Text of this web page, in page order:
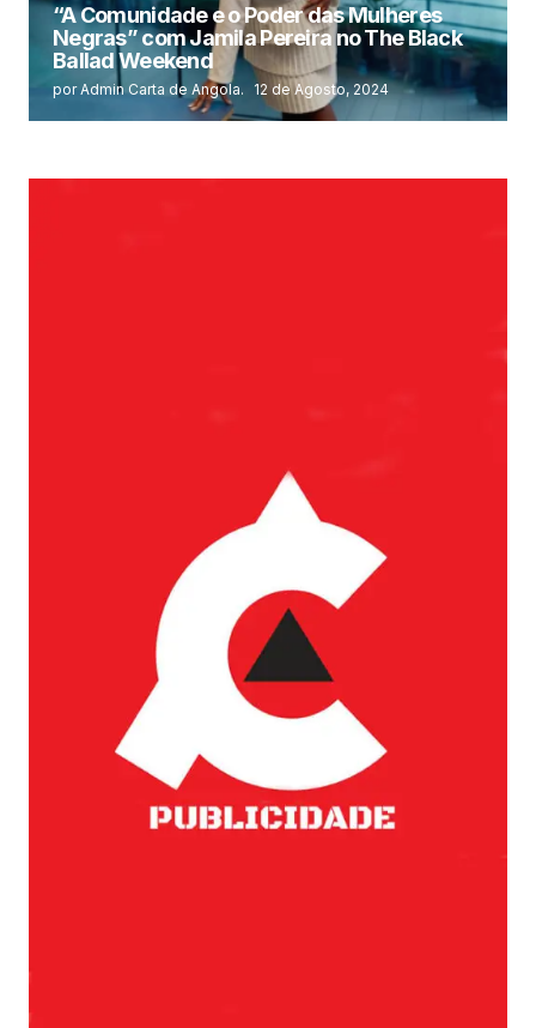
“A Comunidade e o Poder das Mulheres
Negras” com Jamila Pereira no The Black
Ballad Weekend
por Admin Carta de Angola. 12 de Agosto, 2024